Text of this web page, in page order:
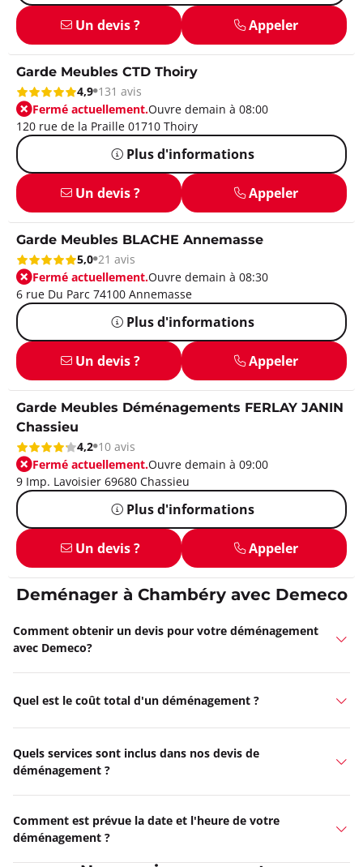
Un devis ? Appeler
Garde Meubles CTD Thoiry
4,9 131 avis
Fermé actuellement.Ouvre demain à 08:00
120 rue de la Praille 01710 Thoiry
Plus d'informations
Un devis ? Appeler
Garde Meubles BLACHE Annemasse
5,0 21 avis
Fermé actuellement.Ouvre demain à 08:30
6 rue Du Parc 74100 Annemasse
Plus d'informations
Un devis ? Appeler
Garde Meubles Déménagements FERLAY JANIN
Chassieu
4,2 10 avis
Fermé actuellement.Ouvre demain à 09:00
9 Imp. Lavoisier 69680 Chassieu
Plus d'informations
Un devis ? Appeler
Deménager à Chambéry avec Demeco
Comment obtenir un devis pour votre déménagement
avec Demeco?
Quel est le coût total d'un déménagement ?
Quels services sont inclus dans nos devis de
déménagement ?
Comment est prévue la date et l'heure de votre
déménagement ?